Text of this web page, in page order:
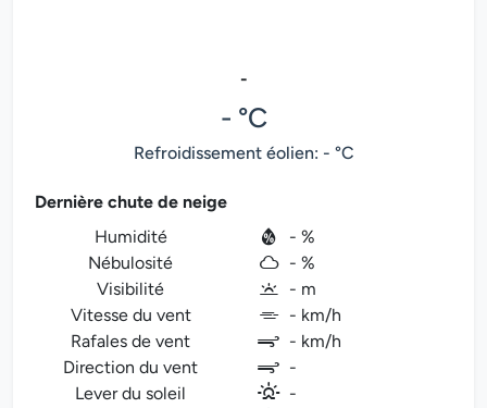
-
- °C
Refroidissement éolien: - °C
Dernière chute de neige
Humidité
- %
Nébulosité
- %
Visibilité
- m
Vitesse du vent
- km/h
Rafales de vent
- km/h
Direction du vent
-
Lever du soleil
-